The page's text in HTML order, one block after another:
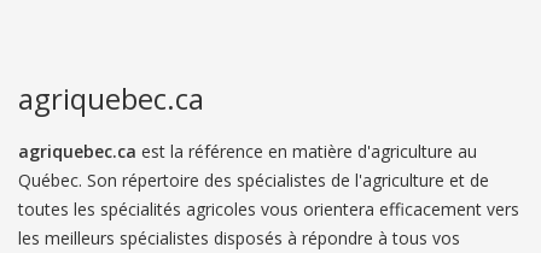
agriquebec.ca
agriquebec.ca est la référence en matière d'agriculture au
Québec. Son répertoire des spécialistes de l'agriculture et de
toutes les spécialités agricoles vous orientera efficacement vers
les meilleurs spécialistes disposés à répondre à tous vos